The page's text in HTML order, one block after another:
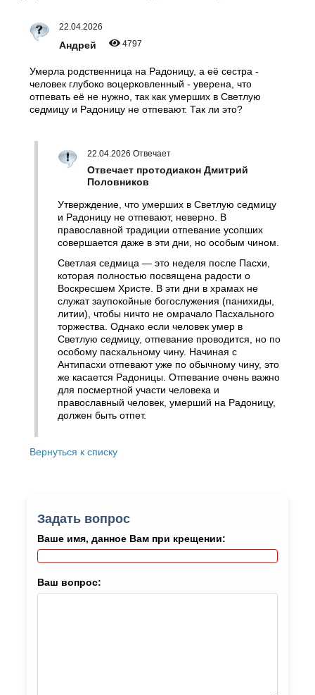
22.04.2026
Андрей 4797
Умерла родственница на Радоницу, а её сестра -
человек глубоко воцерковленный - уверена, что
отпевать её не нужно, так как умерших в Светлую
седмицу и Радоницу не отпевают. Так ли это?
22.04.2026 Отвечает
Отвечает протодиакон Дмитрий
Половников
Утверждение, что умерших в Светлую седмицу
и Радоницу не отпевают, неверно. В
православной традиции отпевание усопших
совершается даже в эти дни, но особым чином.
Светлая седмица — это неделя после Пасхи,
которая полностью посвящена радости о
Воскресшем Христе. В эти дни в храмах не
служат заупокойные богослужения (панихиды,
литии), чтобы ничто не омрачало Пасхального
торжества. Однако если человек умер в
Светлую седмицу, отпевание проводится, но по
особому пасхальному чину. Начиная с
Антипасхи отпевают уже по обычному чину, это
же касается Радоницы. Отпевание очень важно
для посмертной участи человека и
православный человек, умерший на Радоницу,
должен быть отпет.
Вернуться к списку
Задать вопрос
Ваше имя, данное Вам при крещении:
Ваш вопрос: